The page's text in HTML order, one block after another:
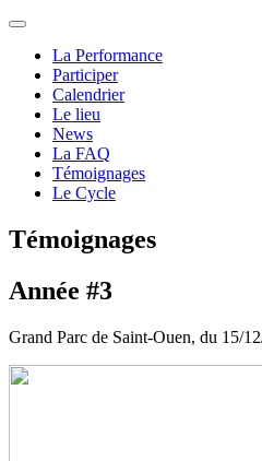
La Performance
Participer
Calendrier
Le lieu
News
La FAQ
Témoignages
Le Cycle
Témoignages
Année #3
Grand Parc de Saint-Ouen, du 15/